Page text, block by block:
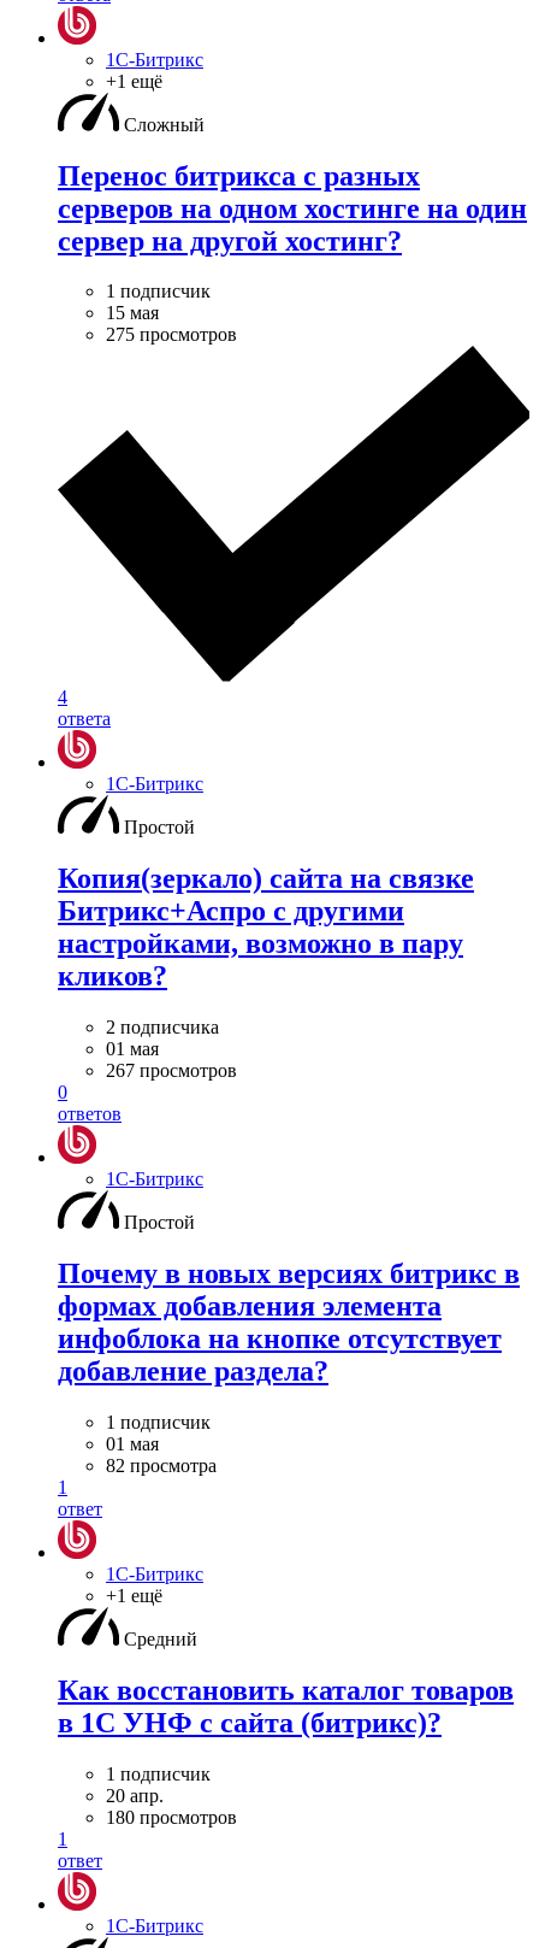
1С-Битрикс
+1 ещё
Сложный
Перенос битрикса с разных
серверов на одном хостинге на один
сервер на другой хостинг?
1 подписчик
15 мая
275 просмотров
4
ответа
1С-Битрикс
Простой
Копия(зеркало) сайта на связке
Битрикс+Аспро с другими
настройками, возможно в пару
кликов?
2 подписчика
01 мая
267 просмотров
0
ответов
1С-Битрикс
Простой
Почему в новых версиях битрикс в
формах добавления элемента
инфоблока на кнопке отсутствует
добавление раздела?
1 подписчик
01 мая
82 просмотра
1
ответ
1С-Битрикс
+1 ещё
Средний
Как восстановить каталог товаров
в 1С УНФ с сайта (битрикс)?
1 подписчик
20 апр.
180 просмотров
1
ответ
1С-Битрикс